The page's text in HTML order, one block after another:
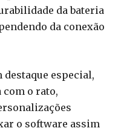
da bateria
da conexão
destaque especial,
o rato,
o software assim